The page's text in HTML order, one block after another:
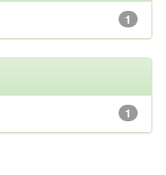
1
1